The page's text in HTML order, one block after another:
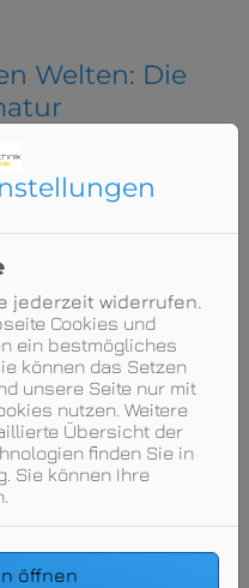
Welten: Die
Auslauf,
verschiedenen
VANTIS STYLE HYBRID
Verfügung, die
eines
entsteht ein
das perfekt zu
moderner Küchen
jederzeit widerrufen.
Cookies und
ein bestmögliches
können das Setzen
unsere Seite nur mit
nutzen. Weitere
Übersicht der
finden Sie in
Sie können Ihre
öffnen